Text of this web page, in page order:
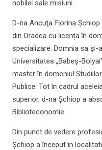
nobilei sale misiuni.
D-na Ancuţa Florina
din Oradea cu licența în
specializare. Domnia sa
Universitatea „Babeș-
master în domeniul
Publice. Tot în cadrul
superior, d-na Şchiop a
Biblioteconomie.
Din punct de vedere
Şchiop a început în